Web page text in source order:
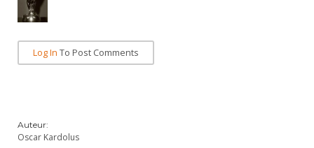
Geschiedenis van het schermen
Log In To Post Comments
Auteur:
Oscar Kardolus